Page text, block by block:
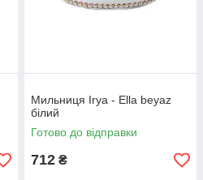
Мильниця Irya - Ella beyaz
білий
Готово до відправки
712 ₴